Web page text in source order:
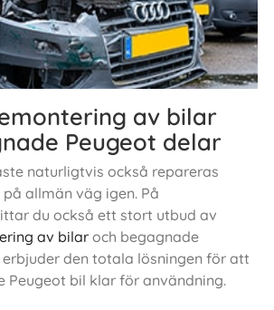
av bilar
Peugeot delar
naturligtvis också repareras
allmän väg igen. På
du också ett stort utbud av
av bilaroch begagnade
erbjuder den totala lösningen för att
Peugeot bil klar för användning.